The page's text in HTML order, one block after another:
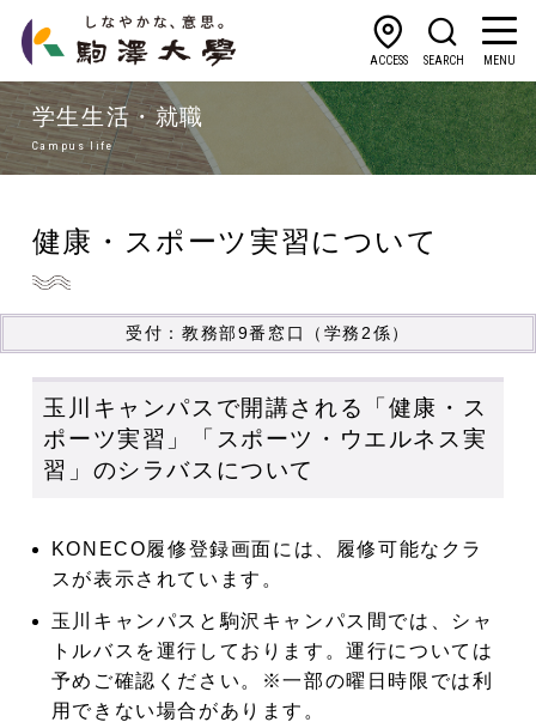
ACCESS SEARCH MENU
学生生活・就職
Campus life
健康・スポーツ実習について
受付：教務部9番窓口（学務2係）
玉川キャンパスで開講される「健康・ス
ポーツ実習」「スポーツ・ウエルネス実
習」のシラバスについて
KONECO履修登録画面には、履修可能なクラ
スが表示されています。
玉川キャンパスと駒沢キャンパス間では、シャ
トルバスを運行しております。運行については
予めご確認ください。※一部の曜日時限では利
用できない場合があります。